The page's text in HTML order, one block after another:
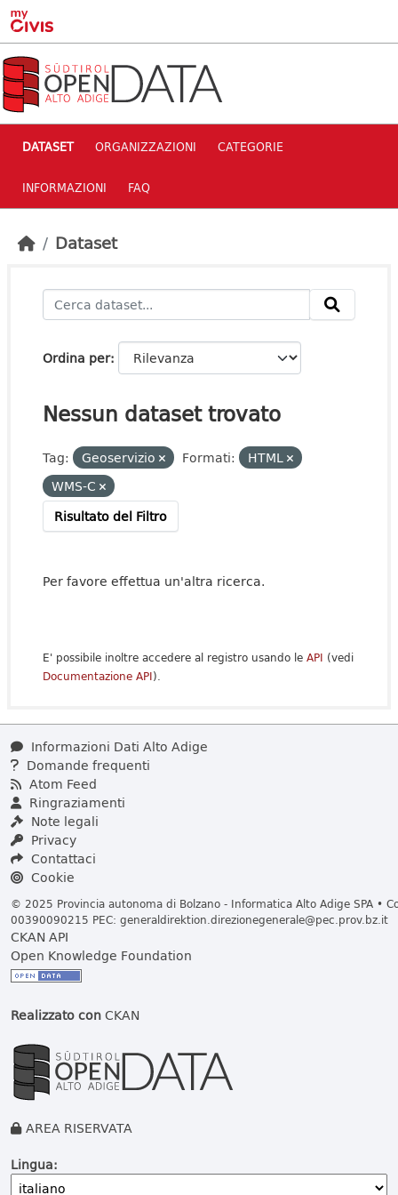
Skip to main content
DATASET ORGANIZZAZIONI CATEGORIE
INFORMAZIONI FAQ
Dataset
Ordina per
Nessun dataset trovato
Tag: Geoservizio Formati:
HTML
WMS-C
Risultato del Filtro
Per favore effettua un'altra ricerca.
E' possibile inoltre accedere al registro usando le API (vedi
Documentazione API).
Informazioni Dati Alto Adige
Domande frequenti
Atom Feed
Ringraziamenti
Note legali
Privacy
Contattaci
Cookie
© 2025 Provincia autonoma di Bolzano - Informatica Alto Adige SPA •
00390090215 PEC: generaldirektion.direzionegenerale@pec.prov.bz.it
CKAN API
Open Knowledge Foundation
Realizzato conCKAN
AREA RISERVATA
Lingua